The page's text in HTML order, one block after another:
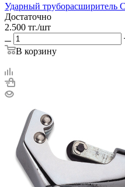
Ударный труборасширитель
Достаточно
2.500 тг./шт
В корзину